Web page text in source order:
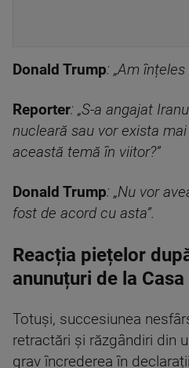
Donald Trump: „Am înțeles
Reporter: „S-a angajat
nucleară sau vor exista
această temă în viitor?”
Donald Trump: „Nu vor
fost de acord cu asta”.
Reacția piețelor
anunuțuri de la
Totuși, succesiunea
retractări și răzgândiri din
grav încrederea în